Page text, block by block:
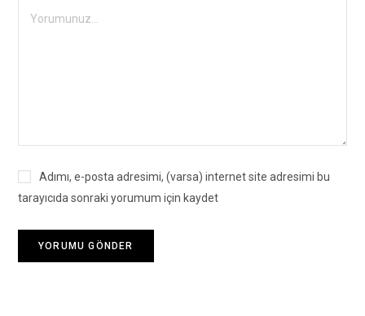
Adımı, e-posta adresimi, (varsa) internet site adresimi bu
tarayıcıda sonraki yorumum için kaydet